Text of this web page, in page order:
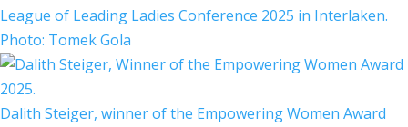
League of Leading Ladies Conference 2025 in Interlaken.
Photo: Tomek Gola
Dalith Steiger, winner of the Empowering Women Award